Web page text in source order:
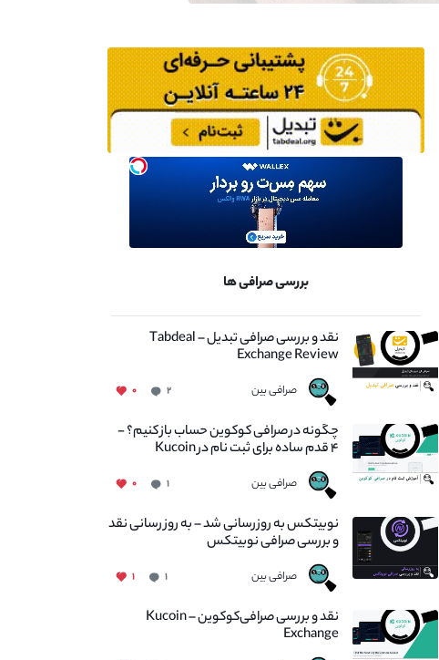
بررسی صرافی ها
نقد و بررسی صرافی تبدیل – Tabdeal
Exchange Review
صرافی بین ۲ ۰
چگونه در صرافی کوکوین حساب باز کنیم؟ -
۴ قدم ساده برای ثبت نام در Kucoin
صرافی بین ۱ ۰
نوبیتکس به روزرسانی شد – به روز رسانی نقد
و بررسی صرافی نوبیتکس
صرافی بین ۱ ۱
نقد و بررسی صرافی‌کوکوین – Kucoin
Exchange